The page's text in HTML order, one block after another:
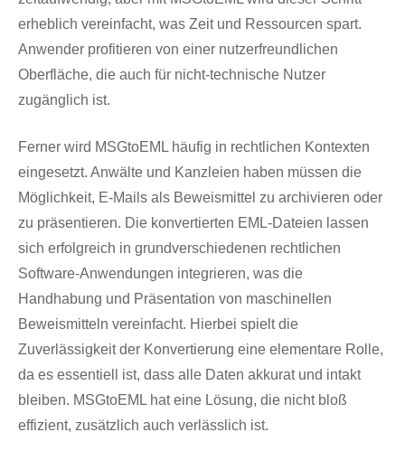
erheblich vereinfacht, was Zeit und Ressourcen spart.
Anwender profitieren von einer nutzerfreundlichen
Oberfläche, die auch für nicht-technische Nutzer
zugänglich ist.
Ferner wird MSGtoEML häufig in rechtlichen Kontexten
eingesetzt. Anwälte und Kanzleien haben müssen die
Möglichkeit, E-Mails als Beweismittel zu archivieren oder
zu präsentieren. Die konvertierten EML-Dateien lassen
sich erfolgreich in grundverschiedenen rechtlichen
Software-Anwendungen integrieren, was die
Handhabung und Präsentation von maschinellen
Beweismitteln vereinfacht. Hierbei spielt die
Zuverlässigkeit der Konvertierung eine elementare Rolle,
da es essentiell ist, dass alle Daten akkurat und intakt
bleiben. MSGtoEML hat eine Lösung, die nicht bloß
effizient, zusätzlich auch verlässlich ist.